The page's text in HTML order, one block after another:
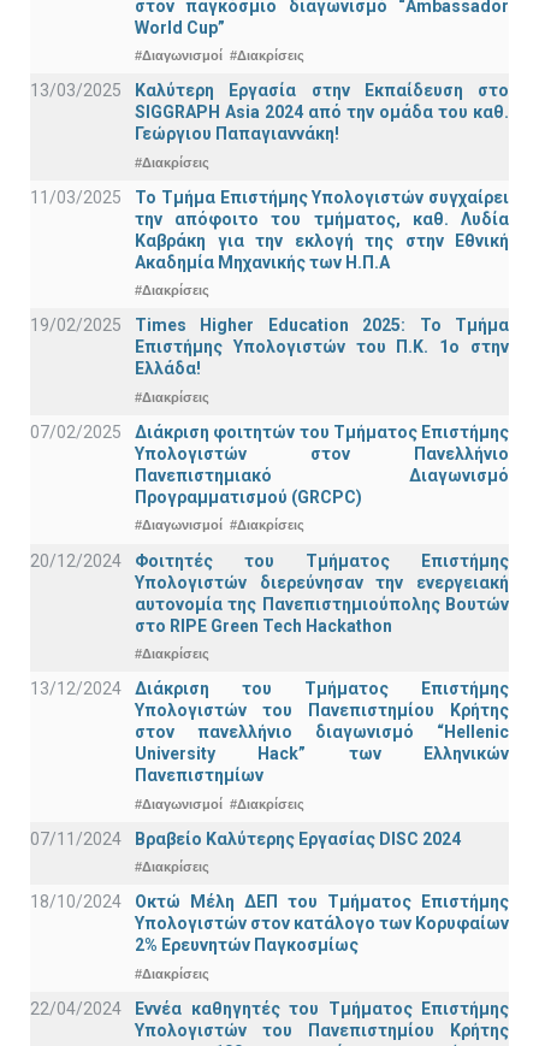
στον παγκόσμιο διαγωνισμό “Ambassador
World Cup”
#Διαγωνισμοί #Διακρίσεις
13/03/2025
Καλύτερη Εργασία στην Εκπαίδευση στο
SIGGRAPH Asia 2024 από την ομάδα του καθ.
Γεώργιου Παπαγιαννάκη!
#Διακρίσεις
11/03/2025
Το Τμήμα Επιστήμης Υπολογιστών συγχαίρει
την απόφοιτο του τμήματος, καθ. Λυδία
Καβράκη για την εκλογή της στην Εθνική
Ακαδημία Μηχανικής των Η.Π.Α
#Διακρίσεις
19/02/2025
Times Higher Education 2025: Το Τμήμα
Επιστήμης Υπολογιστών του Π.Κ. 1ο στην
Ελλάδα!
#Διακρίσεις
07/02/2025
Διάκριση φοιτητών του Τμήματος Επιστήμης
Υπολογιστών στον Πανελλήνιο
Πανεπιστημιακό Διαγωνισμό
Προγραμματισμού (GRCPC)
#Διαγωνισμοί #Διακρίσεις
20/12/2024
Φοιτητές του Τμήματος Επιστήμης
Υπολογιστών διερεύνησαν την ενεργειακή
αυτονομία της Πανεπιστημιούπολης Βουτών
στο RIPE Green Tech Hackathon
#Διακρίσεις
13/12/2024
Διάκριση του Τμήματος Επιστήμης
Υπολογιστών του Πανεπιστημίου Κρήτης
στον πανελλήνιο διαγωνισμό “Hellenic
University Hack” των Ελληνικών
Πανεπιστημίων
#Διαγωνισμοί #Διακρίσεις
07/11/2024 Βραβείο Καλύτερης Εργασίας DISC 2024
#Διακρίσεις
18/10/2024
Οκτώ Μέλη ΔΕΠ του Τμήματος Επιστήμης
Υπολογιστών στον κατάλογο των Κορυφαίων
2% Ερευνητών Παγκοσμίως
#Διακρίσεις
22/04/2024
Εννέα καθηγητές του Τμήματος Επιστήμης
Υπολογιστών του Πανεπιστημίου Κρήτης